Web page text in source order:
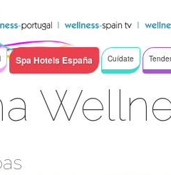
Spa Hotels España Cuídate